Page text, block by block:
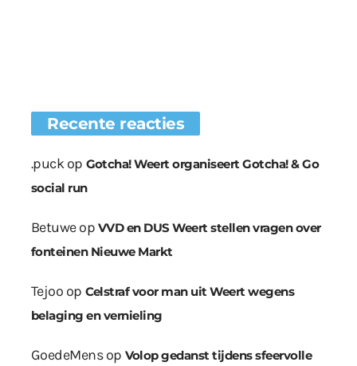
Recente reacties
.puckop Gotcha! Weert organiseert Gotcha! & Go
social run
Betuweop VVD en DUS Weert stellen vragen over
fonteinen Nieuwe Markt
Tejoo op Celstraf voor man uit Weert wegens
belaging en vernieling
GoedeMensop Volop gedanst tijdens sfeervolle